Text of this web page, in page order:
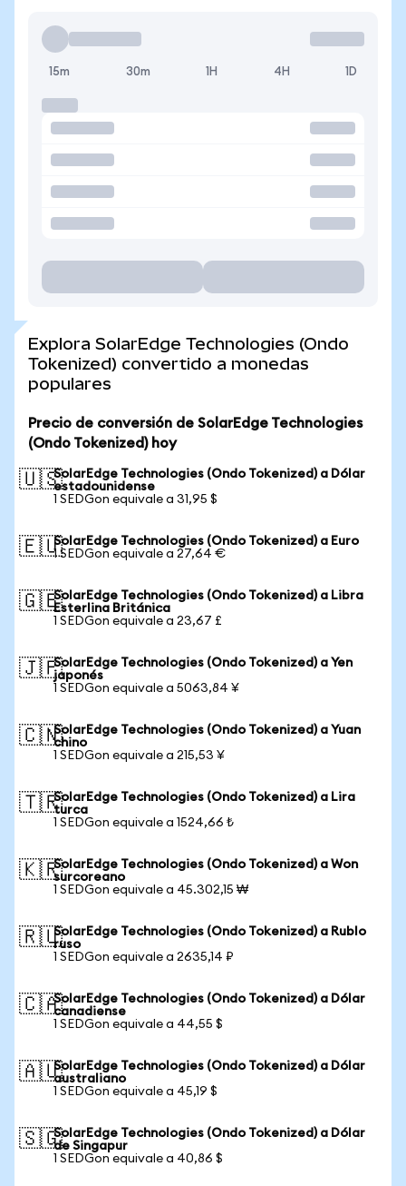
15m 30m 1H 4H 1D
Explora SolarEdge Technologies (Ondo
Tokenized) convertido a monedas
populares
Precio de conversión de SolarEdge Technologies
(Ondo Tokenized) hoy
🇺🇸SolarEdge Technologies (Ondo Tokenized) a Dólar
estadounidense
1 SEDGon equivale a 31,95 $
🇪🇺SolarEdge Technologies (Ondo Tokenized) a Euro
1 SEDGon equivale a 27,64 €
🇬🇧SolarEdge Technologies (Ondo Tokenized) a Libra
Esterlina Británica
1 SEDGon equivale a 23,67 £
🇯🇵SolarEdge Technologies (Ondo Tokenized) a Yen
japonés
1 SEDGon equivale a 5063,84 ¥
🇨🇳SolarEdge Technologies (Ondo Tokenized) a Yuan
chino
1 SEDGon equivale a 215,53 ¥
🇹🇷SolarEdge Technologies (Ondo Tokenized) a Lira
turca
1 SEDGon equivale a 1524,66 ₺
🇰🇷SolarEdge Technologies (Ondo Tokenized) a Won
surcoreano
1 SEDGon equivale a 45.302,15 ₩
🇷🇺SolarEdge Technologies (Ondo Tokenized) a Rublo
ruso
1 SEDGon equivale a 2635,14 ₽
🇨🇦SolarEdge Technologies (Ondo Tokenized) a Dólar
canadiense
1 SEDGon equivale a 44,55 $
🇦🇺SolarEdge Technologies (Ondo Tokenized) a Dólar
australiano
1 SEDGon equivale a 45,19 $
🇸🇬SolarEdge Technologies (Ondo Tokenized) a Dólar
de Singapur
1 SEDGon equivale a 40,86 $